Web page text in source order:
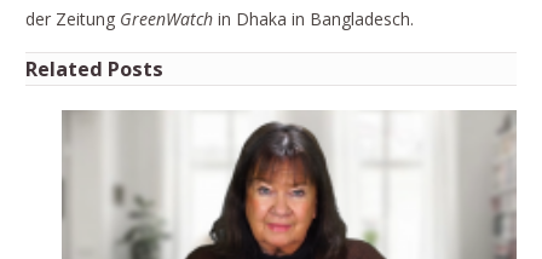
der Zeitung GreenWatchin Dhaka in Bangladesch.
Related Posts